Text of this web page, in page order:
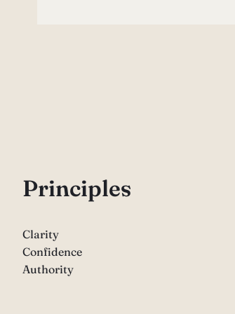
Principles
Clarity
Confidence
Authority